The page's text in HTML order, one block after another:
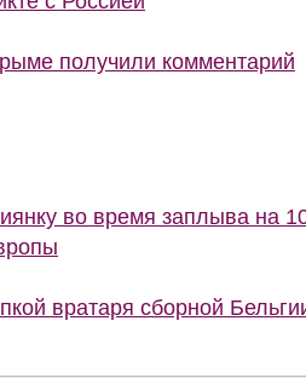
получили комментарий
во время заплыва на
вратаря сборной